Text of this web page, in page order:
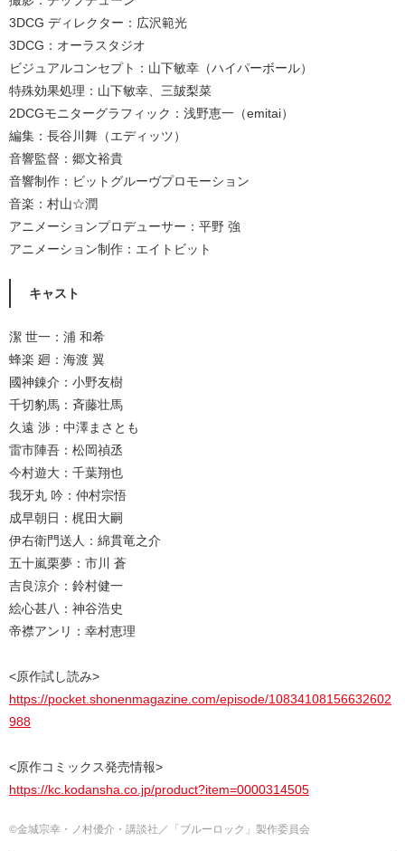
3DCG ディレクター：広沢範光
3DCG：オーラスタジオ
ビジュアルコンセプト：山下敏幸（ハイパーボール）
特殊効果処理：山下敏幸、三皷梨菜
2DCGモニターグラフィック：浅野恵一（emitai）
編集：長谷川舞（エディッツ）
音響監督：郷文裕貴
音響制作：ビットグルーヴプロモーション
音楽：村山☆潤
アニメーションプロデューサー：平野 強
アニメーション制作：エイトビット
キャスト
潔 世一：浦 和希
蜂楽 廻：海渡 翼
國神錬介：小野友樹
千切豹馬：斉藤壮馬
久遠 渉：中澤まさとも
雷市陣吾：松岡禎丞
今村遊大：千葉翔也
我牙丸 吟：仲村宗悟
成早朝日：梶田大嗣
伊右衛門送人：綿貫竜之介
五十嵐栗夢：市川 蒼
吉良涼介：鈴村健一
絵心甚八：神谷浩史
帝襟アンリ：幸村恵理
<原作試し読み>
https://pocket.shonenmagazine.com/episode/10834108156632602
988
<原作コミックス発売情報>
https://kc.kodansha.co.jp/product?item=0000314505
©金城宗幸・ノ村優介・講談社／「ブルーロック」製作委員会